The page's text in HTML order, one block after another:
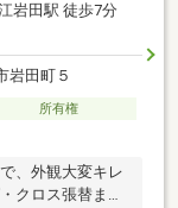
岩田駅 徒歩7分
岩田町５
所有権
、外観大変キレ
クロス張替まし